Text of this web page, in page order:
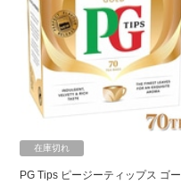
在庫切れ
PG Tips ピージーティップス ゴー